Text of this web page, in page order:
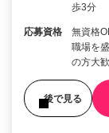
歩3分
応募資格
無資格
職場を
の方大
後で見る